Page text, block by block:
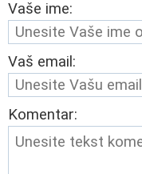
Vaše ime:
Vaš email:
Komentar: